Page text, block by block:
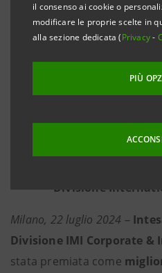
il consenso ai cookie o
modificare le proprie scelte in
alla sezione dedicata (Privacy-
PIÙ
di Intesa
ulteriore
caratterizzato da
controllo dei costi,
e istituzionale”
Divisione
Milano, 22 luglio 2024 –
Divisione IMI Corporate
stata premiata come